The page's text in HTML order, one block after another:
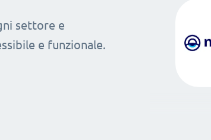
settore e
e funzionale.